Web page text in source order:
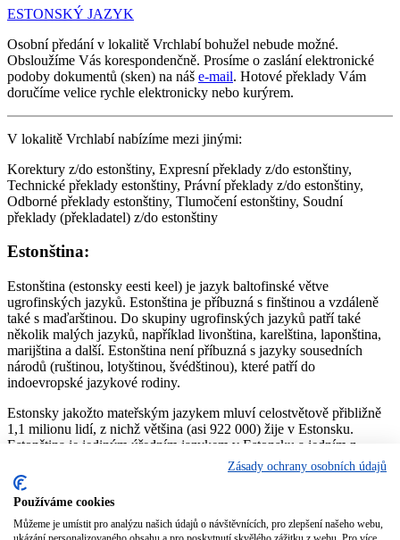
ESTONSKÝ JAZYK
Osobní předání v lokalitě Vrchlabí bohužel nebude možné.
Obsloužíme Vás korespondenčně. Prosíme o zaslání elektronické
podoby dokumentů (sken) na náš e-mail. Hotové překlady Vám
doručíme velice rychle elektronicky nebo kurýrem.
V lokalitě Vrchlabí nabízíme mezi jinými:
Korektury z/do estonštiny, Expresní překlady z/do estonštiny,
Technické překlady estonštiny, Právní překlady z/do estonštiny,
Odborné překlady estonštiny, Tlumočení estonštiny, Soudní
překlady (překladatel) z/do estonštiny
Estonština:
Estonština (estonsky eesti keel) je jazyk baltofinské větve
ugrofinských jazyků. Estonština je příbuzná s finštinou a vzdáleně
také s maďarštinou. Do skupiny ugrofinských jazyků patří také
několik malých jazyků, například livonština, karelština, laponština,
marijština a další. Estonština není příbuzná s jazyky sousedních
národů (ruštinou, lotyštinou, švédštinou), které patří do
indoevropské jazykové rodiny.
Estonsky jakožto mateřským jazykem mluví celostvětově přibližně
1,1 milionu lidí, z nichž většina (asi 922 000) žije v Estonsku.
Estonština je jediným úředním jazykem v Estonsku a jedním z
dvaceti tří úředních jazyků Evropské unie.
Jedním z charakteristických rysů estonštiny je trojí délka hlásek:
krátká, dlouhá a předlouhá. Těchto různých délek nabývají nejen
samohlásky, ale i souhlásky.
Zásady ochrany osobních údajů
Používáme cookies
Můžeme je umístit pro analýzu našich údajů o návštěvnících, pro zlepšení našeho webu,